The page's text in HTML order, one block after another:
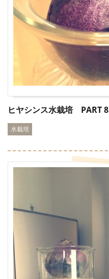
ヒヤシンス水栽培 PART 8
水栽培